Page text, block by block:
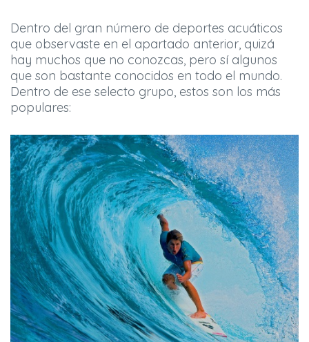
Dentro del gran número de deportes acuáticos
que observaste en el apartado anterior, quizá
hay muchos que no conozcas, pero sí algunos
que son bastante conocidos en todo el mundo.
Dentro de ese selecto grupo, estos son los más
populares: